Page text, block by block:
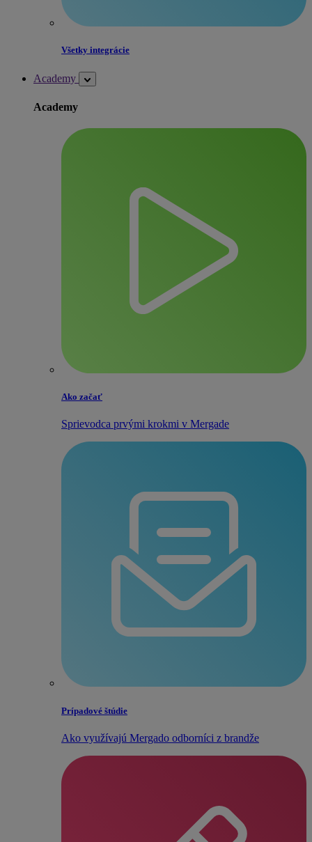
Všetky integrácie
Academy
Academy
Ako začať
Sprievodca prvými krokmi v Mergade
Prípadové štúdie
Ako využívajú Mergado odborníci z brandže